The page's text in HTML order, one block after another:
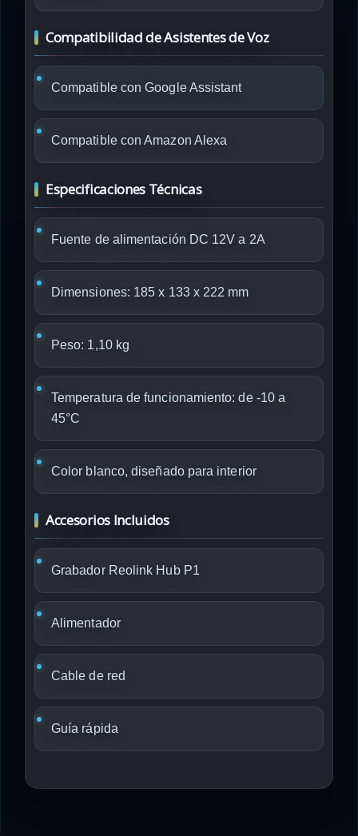
Compatibilidad de Asistentes de Voz
Compatible con Google Assistant
Compatible con Amazon Alexa
Especificaciones Técnicas
Fuente de alimentación DC 12V a 2A
Dimensiones: 185 x 133 x 222 mm
Peso: 1,10 kg
Temperatura de funcionamiento: de -10 a
45°C
Color blanco, diseñado para interior
Accesorios Incluidos
Grabador Reolink Hub P1
Alimentador
Cable de red
Guía rápida